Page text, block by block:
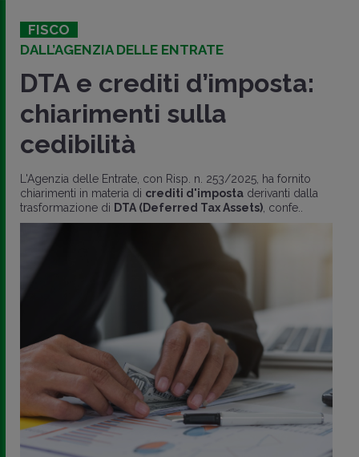
FISCO
DALL’AGENZIA DELLE ENTRATE
DTA e crediti d’imposta:
chiarimenti sulla
cedibilità
L'Agenzia delle Entrate, con Risp. n. 253/2025, ha fornito
chiarimenti in materia di crediti d'imposta derivanti dalla
trasformazione di DTA (Deferred Tax Assets), confe..